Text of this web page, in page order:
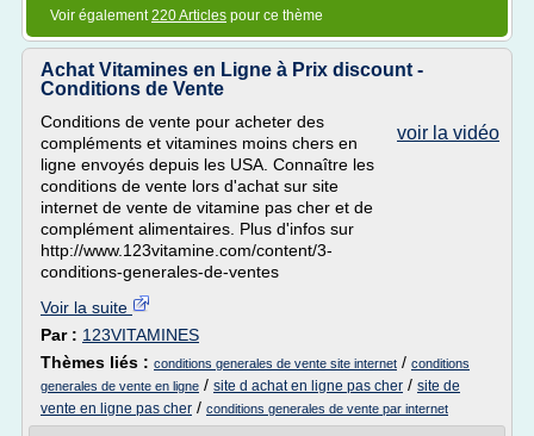
Voir également220 Articles pour ce thème
Achat Vitamines en Ligne à Prix discount -
Conditions de Vente
voir la vidéo
Conditions de vente pour acheter des
compléments et vitamines moins chers en
ligne envoyés depuis les USA. Connaître les
conditions de vente lors d'achat sur site
internet de vente de vitamine pas cher et de
complément alimentaires. Plus d'infos sur
http://www.123vitamine.com/content/3-
conditions-generales-de-ventes
Voir la suite
Par : 123VITAMINES
Thèmes liés : conditions generales de vente site internet / conditions
generales de vente en ligne / site d achat en ligne pas cher / site de
vente en ligne pas cher / conditions generales de vente par internet